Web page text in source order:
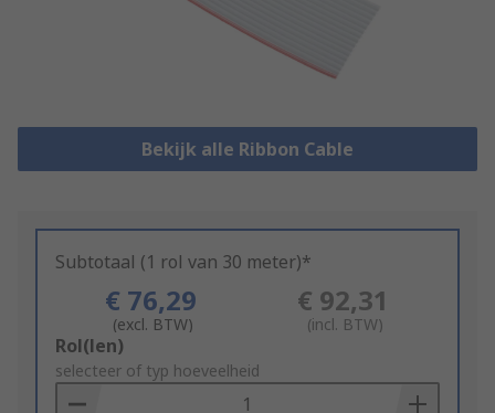
Bekijk alle Ribbon Cable
Subtotaal (1 rol van 30 meter)*
€ 76,29
(excl. BTW)
€ 92,31
(incl. BTW)
Add
to
Basket
Rol(len)
selecteer of typ hoeveelheid